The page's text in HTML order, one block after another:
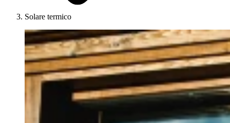
Solare termico